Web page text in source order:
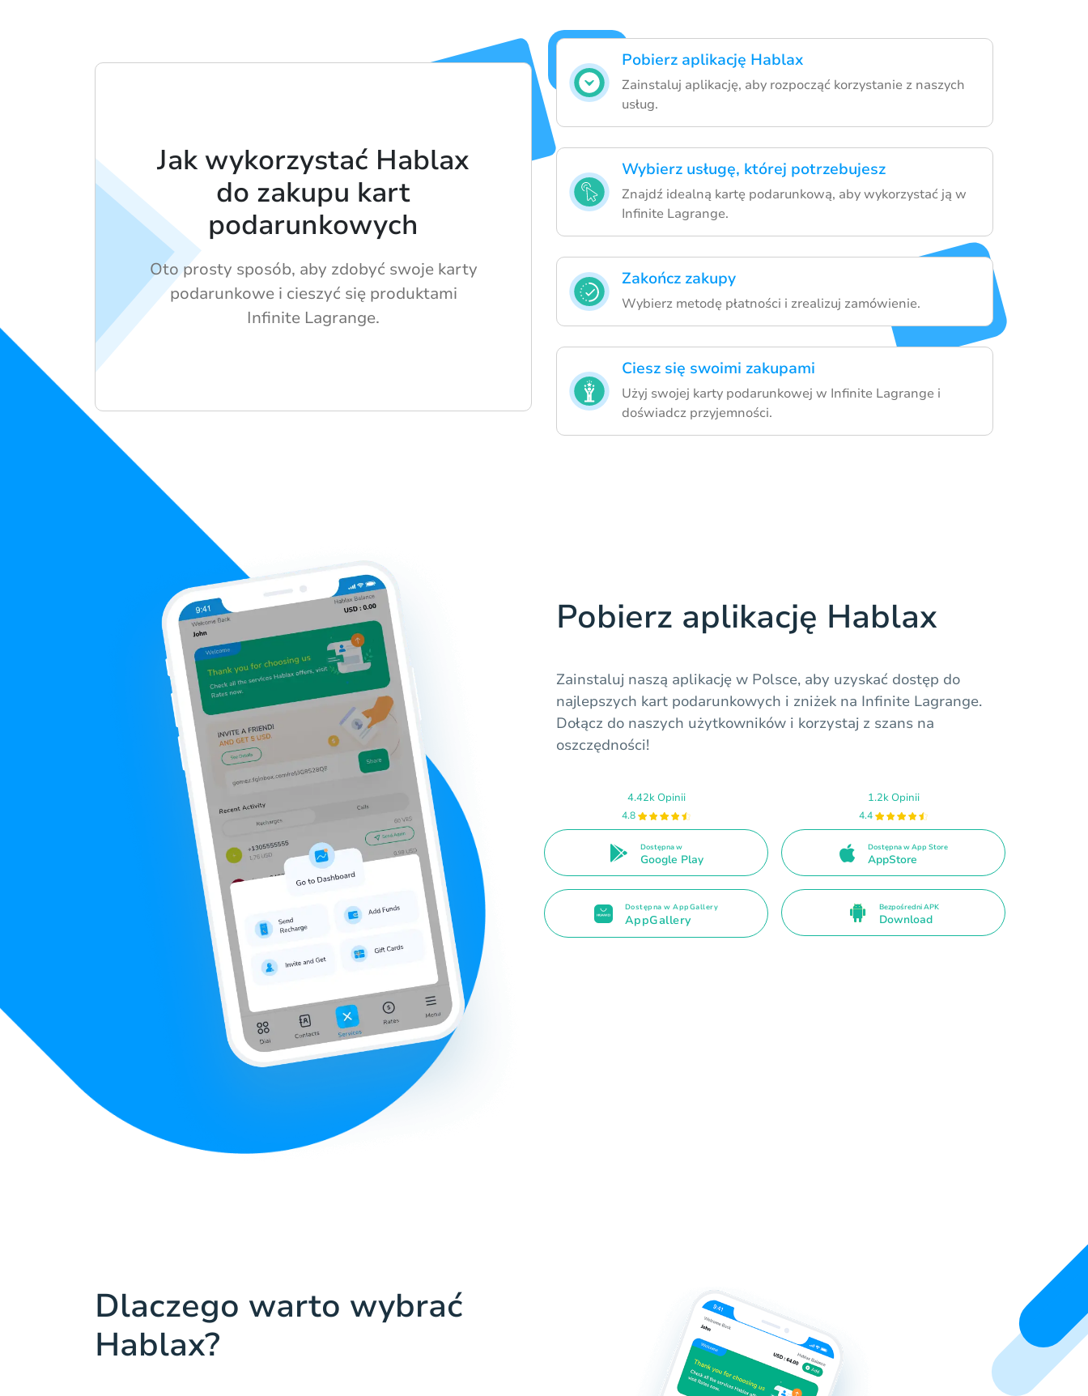
Pobierz aplikację Hablax
Zainstaluj aplikację, aby rozpocząć korzystanie z naszych
usług.
Wybierz usługę, której potrzebujesz
Znajdź idealną kartę podarunkową, aby wykorzystać ją w
Infinite Lagrange.
Zakończ zakupy
Wybierz metodę płatności i zrealizuj zamówienie.
Ciesz się swoimi zakupami
Użyj swojej karty podarunkowej w Infinite Lagrange i
doświadcz przyjemności.
Jak wykorzystać Hablax
do zakupu kart
podarunkowych
Oto prosty sposób, aby zdobyć swoje karty
podarunkowe i cieszyć się produktami
Infinite Lagrange.
Pobierz aplikację Hablax
Zainstaluj naszą aplikację w Polsce, aby uzyskać dostęp do
najlepszych kart podarunkowych i zniżek na Infinite Lagrange.
Dołącz do naszych użytkowników i korzystaj z szans na
oszczędności!
4.42k Opinii
4.8
Dostępna w
Google Play
1.2k Opinii
4.4
Dostępna w App Store
AppStore
Dostępna w AppGallery
AppGallery
Bezpośredni APK
Download
Dlaczego warto wybrać
Hablax?